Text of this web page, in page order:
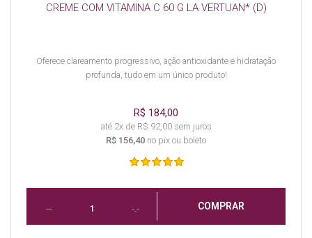
CREME COM VITAMINA C 60 G LA VERTUAN* (D)
Oferece clareamento progressivo, ação antioxidante e hidratação
profunda, tudo em um único produto!
R$ 184,00
até 2x de R$ 92,00 sem juros
R$ 156,40 no pix ou boleto
COMPRAR